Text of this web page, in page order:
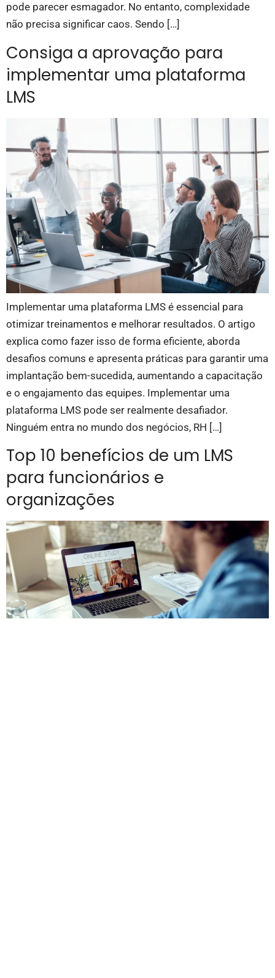
pode parecer esmagador. No entanto, complexidade
não precisa significar caos. Sendo […]
Consiga a aprovação para
implementar uma plataforma
LMS
Implementar uma plataforma LMS é essencial para
otimizar treinamentos e melhorar resultados. O artigo
explica como fazer isso de forma eficiente, aborda
desafios comuns e apresenta práticas para garantir uma
implantação bem-sucedida, aumentando a capacitação
e o engajamento das equipes. Implementar uma
plataforma LMS pode ser realmente desafiador.
Ninguém entra no mundo dos negócios, RH […]
Top 10 benefícios de um LMS
para funcionários e
organizações